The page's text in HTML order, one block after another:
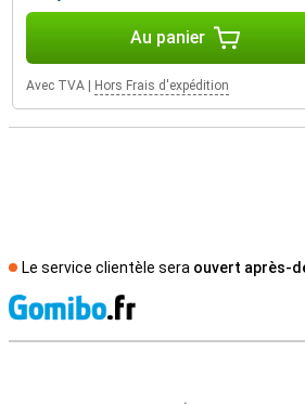
Au panier
Avec TVA Hors Frais d'expédition
Le service clientèle sera ouvert après-